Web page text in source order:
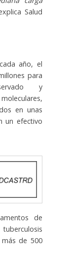
Salud
año, el
para
y
en unas
un efectivo
de
de 500